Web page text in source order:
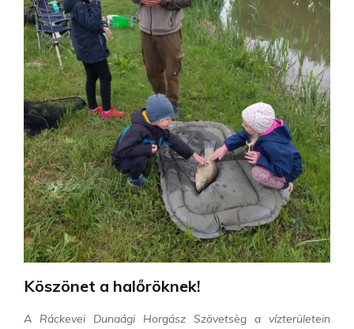
Köszönet a halőröknek!
A Ráckevei Dunaági Horgász Szövetsèg a vízterületein